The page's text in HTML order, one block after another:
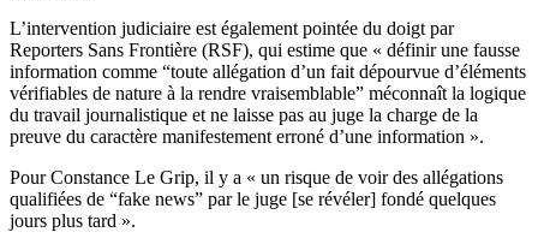
L’intervention judiciaire est également pointée du doigt par
Reporters Sans Frontière (RSF), qui estime que « définir une fausse
information comme “toute allégation d’un fait dépourvue d’éléments
vérifiables de nature à la rendre vraisemblable” méconnaît la logique
du travail journalistique et ne laisse pas au juge la charge de la
preuve du caractère manifestement erroné d’une information ».
Pour Constance Le Grip, il y a « un risque de voir des allégations
qualifiées de “fake news” par le juge [se révéler] fondé quelques
jours plus tard ».